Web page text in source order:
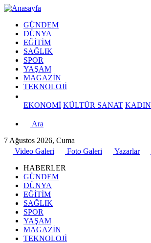
GÜNDEM
DÜNYA
EĞİTİM
SAĞLIK
SPOR
YAŞAM
MAGAZİN
TEKNOLOJİ
EKONOMİ KÜLTÜR SANAT KADIN
Ara
7 Ağustos 2026, Cuma
Video Galeri
Foto Galeri Yazarlar
HABERLER
GÜNDEM
DÜNYA
EĞİTİM
SAĞLIK
SPOR
YAŞAM
MAGAZİN
TEKNOLOJİ